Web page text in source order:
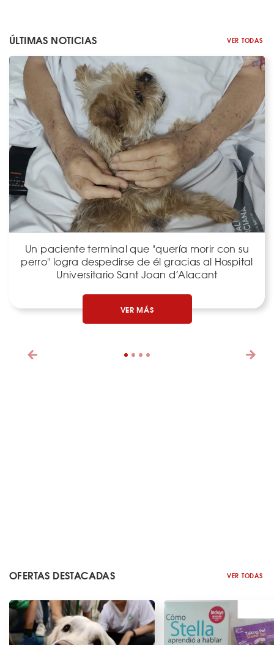
ÚLTIMAS NOTICIAS VER TODAS
Un paciente terminal que "quería morir con su
perro" logra despedirse de él gracias al Hospital
Universitario Sant Joan d’Alacant
VER MÁS
OFERTAS DESTACADAS VER TODAS